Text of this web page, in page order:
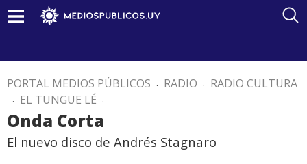
PORTAL MEDIOS PÚBLICOS . RADIO . RADIO CULTURA
. EL TUNGUE LÉ .
Onda Corta
El nuevo disco de Andrés Stagnaro